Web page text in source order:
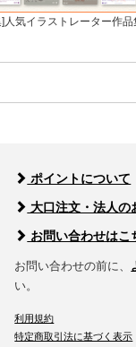
人気イラストレーター作品
ポイントについて
大口注文・法人の
お問い合わせはこ
お問い合わせの前に、
い。
利用規約
特定商取引法に基づく表示